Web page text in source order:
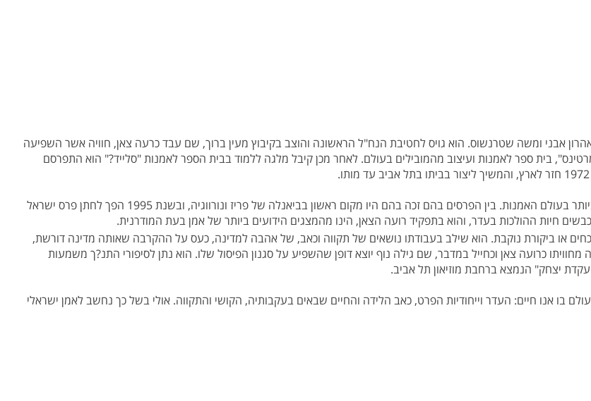
אבני ומשה שטרנשוס. הוא גויס לחטיבת הנח"ל הראשונה והוצב בקיבוץ מעין ברוך, שם עבד כרעה צאן, חוויה אשר השפיעה
1959 עבר ללונדון ולמד ב"סנט מרטינס", בית ספר לאמנות ועיצוב מהמובילים בעולם. לאחר מכן קיבל מלגה ללמוד בבית הספר לאמנות "סלייד?" הוא התפרסם
קדישמן היה אמן מוערך בארץ ובעולם כולו, וזכה בפרסים החשובים ביותר בעולם האמנות. בין הפרסים בהם זכה בהם היו מקום ראשון בביאנלה של פריז ונורווגיה, ובשנת 1995 הפך לחתן פרס ישראל
או ביקורת נוקבת. הוא שילב בעבודתו נושאים של תקווה וכאב, של אהבה למדינה, כעס על ההקרבה שאותה מדינה דורשת,
כרועה צאן וכחייל במדבר, שם גילה נוף יוצא דופן שהשפיע על סגנון הפיסול שלו. הוא נתן לסיפורי התנ?ך משמעות
יצחק" הנמצא ברחבת מוזיאון תל אביב.
בו אנו חיים: העדר וייחודיות הפרט, כאב הלידה והחיים שבאים בעקבותיה, הקושי והתקווה. אולי בשל כך נחשב לאמן ישראלי